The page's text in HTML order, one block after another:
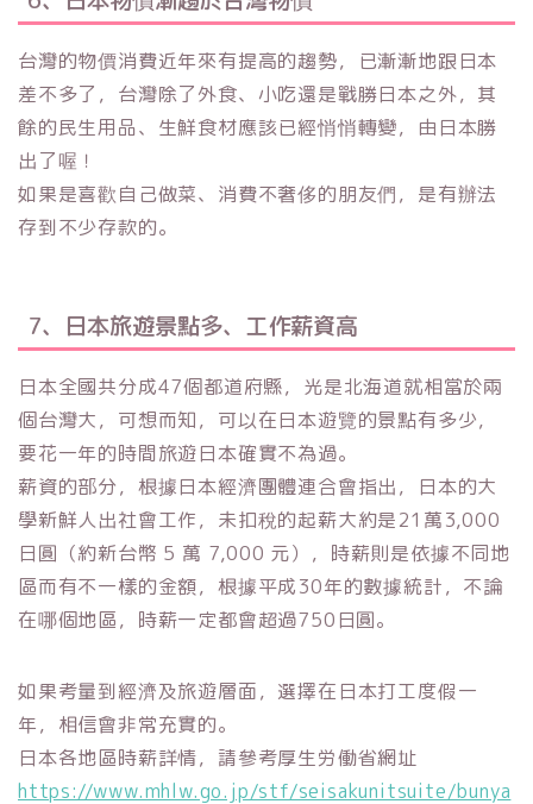
台灣的物價消費近年來有提高的趨勢，已漸漸地跟日本
差不多了，台灣除了外食、小吃還是戰勝日本之外，其
餘的民生用品、生鮮食材應該已經悄悄轉變，由日本勝
出了喔！
如果是喜歡自己做菜、消費不奢侈的朋友們，是有辦法
存到不少存款的。
7、日本旅遊景點多、工作薪資高
日本全國共分成47個都道府縣，光是北海道就相當於兩
個台灣大，可想而知，可以在日本遊覽的景點有多少，
要花一年的時間旅遊日本確實不為過。
薪資的部分，根據日本經濟團體連合會指出，日本的大
學新鮮人出社會工作，未扣稅的起薪大約是21萬3,000
日圓（約新台幣 5 萬 7,000 元），時薪則是依據不同地
區而有不一樣的金額，根據平成30年的數據統計，不論
在哪個地區，時薪一定都會超過750日圓。
如果考量到經濟及旅遊層面，選擇在日本打工度假一
年，相信會非常充實的。
日本各地區時薪詳情，請參考厚生労働省網址
https://www.mhlw.go.jp/stf/seisakunitsuite/bunya